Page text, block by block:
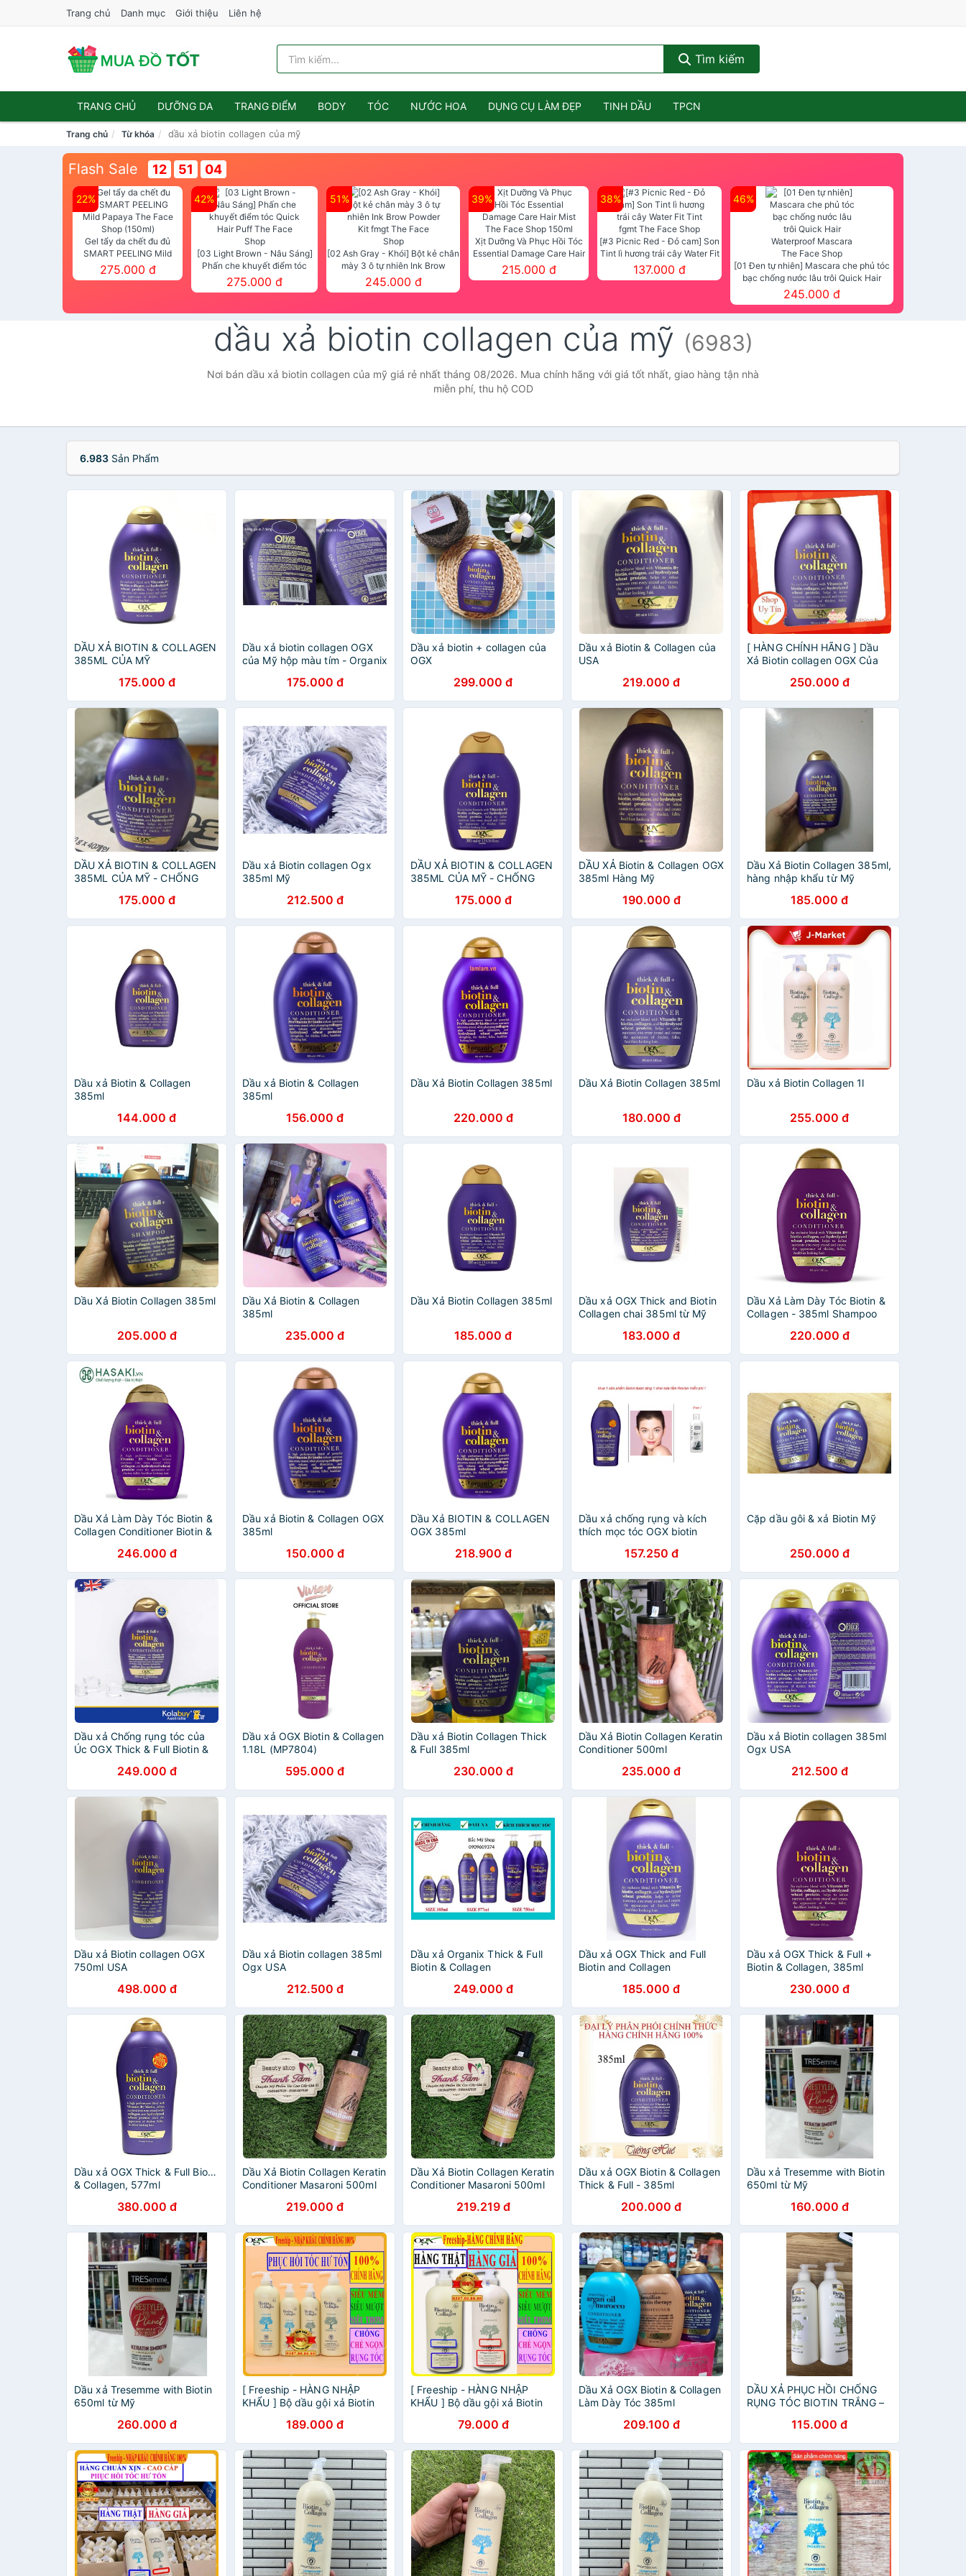
Trang chủ Danh mục Giới thiệu Liên hệ
Tìm kiếm
TRANG CHỦ DƯỠNG DA TRANG ĐIỂM BODY TÓC NƯỚC HOA DỤNG CỤ LÀM ĐẸP TINH DẦU TPCN
Trang chủ Từ khóa dầu xả biotin collagen của mỹ
Flash Sale 12 51 02
22%
Gel tẩy da chết đu đủ
SMART PEELING Mild
Papaya The Face Shop
(150ml)
275.000 đ
42%
[03 Light Brown - Nâu Sáng]
Phấn che khuyết điểm tóc
Quick Hair Puff The Face Shop
275.000 đ
51%
[02 Ash Gray - Khói] Bột kẻ chân
mày 3 ô tự nhiên Ink Brow
Powder Kit fmgt The Face Shop
245.000 đ
39%
Xịt Dưỡng Và Phục Hồi Tóc
Essential Damage Care Hair
Mist The Face Shop 150ml
215.000 đ
38%
[#3 Picnic Red - Đỏ cam] Son
Tint lì hương trái cây Water Fit
Tint fgmt The Face Shop
137.000 đ
46%
[01 Đen tự nhiên] Mascara che phủ tóc
bạc chống nước lâu trôi Quick Hair
Waterproof Mascara The Face Shop
245.000 đ
dầu xả biotin collagen của mỹ (6983)
Nơi bán dầu xả biotin collagen của mỹ giá rẻ nhất tháng 08/2026. Mua chính hãng với giá tốt nhất, giao hàng tận nhà
miễn phí, thu hộ COD
6.983 Sản Phẩm
DẦU XẢ BIOTIN & COLLAGEN
385ML CỦA MỸ
175.000 đ
Dầu xả biotin collagen OGX
của Mỹ hộp màu tím - Organix
175.000 đ
Dầu xả biotin + collagen của
OGX
299.000 đ
Dầu xả Biotin & Collagen của
USA
219.000 đ
[ HÀNG CHÍNH HÃNG ] Dầu
Xả Biotin collagen OGX Của
Biotin & Collagen
250.000 đ
DẦU XẢ BIOTIN & COLLAGEN
385ML CỦA MỸ - CHỐNG
175.000 đ
Dầu xả Biotin collagen Ogx
385ml Mỹ
212.500 đ
DẦU XẢ BIOTIN & COLLAGEN
385ML CỦA MỸ - CHỐNG
175.000 đ
DẦU XẢ Biotin & Collagen OGX
385ml Hàng Mỹ
190.000 đ
Dầu Xả Biotin Collagen 385ml,
hàng nhập khẩu từ Mỹ
185.000 đ
Dầu xả Biotin & Collagen
385ml
144.000 đ
Dầu xả Biotin & Collagen
385ml
156.000 đ
Dầu Xả Biotin Collagen 385ml
220.000 đ
Dầu Xả Biotin Collagen 385ml
180.000 đ
Dầu xả Biotin Collagen 1l
255.000 đ
Dầu Xả Biotin Collagen 385ml
205.000 đ
Dầu Xả Biotin & Collagen
385ml
235.000 đ
Dầu Xả Biotin Collagen 385ml
185.000 đ
Dầu xả OGX Thick and Biotin
Collagen chai 385ml từ Mỹ
183.000 đ
Dầu Xả Làm Dày Tóc Biotin &
Collagen - 385ml Shampoo
220.000 đ
Dầu Xả Làm Dày Tóc Biotin &
Collagen Conditioner Biotin &
246.000 đ
Dầu xả Biotin & Collagen OGX
385ml
150.000 đ
Dầu Xả BIOTIN & COLLAGEN
OGX 385ml
218.900 đ
Dầu xả chống rụng và kích
thích mọc tóc OGX biotin
157.250 đ
Cặp dầu gôi & xả Biotin Mỹ
250.000 đ
Dầu xả Chống rụng tóc của
Úc OGX Thick & Full Biotin &
249.000 đ
Dầu xả OGX Biotin & Collagen
1.18L (MP7804)
595.000 đ
Dầu xả Biotin Collagen Thick
& Full 385ml
230.000 đ
Dầu Xả Biotin Collagen Keratin
Conditioner 500ml
235.000 đ
Dầu xả Biotin collagen 385ml
Ogx USA
212.500 đ
Dầu xả Biotin collagen OGX
750ml USA
498.000 đ
Dầu xả Biotin collagen 385ml
Ogx USA
212.500 đ
Dầu xả Organix Thick & Full
Biotin & Collagen
249.000 đ
Dầu xả OGX Thick and Full
Biotin and Collagen
185.000 đ
Dầu xả OGX Thick & Full +
Biotin & Collagen, 385ml
230.000 đ
Dầu xả OGX Thick & Full Biotin
& Collagen, 577ml
380.000 đ
Dầu Xả Biotin Collagen Keratin
Conditioner Masaroni 500ml
219.000 đ
Dầu Xả Biotin Collagen Keratin
Conditioner Masaroni 500ml
219.219 đ
Dầu xả OGX Biotin & Collagen
Thick & Full - 385ml
200.000 đ
Dầu xả Tresemme with Biotin
650ml từ Mỹ
160.000 đ
Dầu xả Tresemme with Biotin
650ml từ Mỹ
260.000 đ
[ Freeship - HÀNG NHẬP
KHẨU ] Bộ dầu gội xả Biotin
Dầu gội Biotin,Dầu xả Biotin
Siêu mượt
189.000 đ
[ Freeship - HÀNG NHẬP
KHẨU ] Bộ dầu gội xả Biotin
Dầu gội Biotin,Dầu xả Biotin
Siêu mượt
79.000 đ
Dầu Xả OGX Biotin & Collagen
Làm Dày Tóc 385ml
209.100 đ
DẦU XẢ PHỤC HỒI CHỐNG
RỤNG TÓC BIOTIN TRẮNG –
VOUDIOTY 500ML
115.000 đ